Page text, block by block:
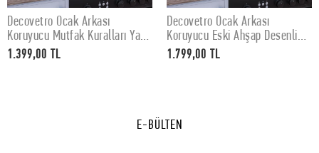
SEPETE EKLE
Decovetro Ocak Arkası
Koruyucu Mutfak Kuralları Yazı
Desenli 60x52Cm
1.399,00 TL
SEPETE EKLE
Decovetro Ocak Arkası
Koruyucu Eski Ahşap Desenli
76x50cm
1.799,00 TL
E-BÜLTEN